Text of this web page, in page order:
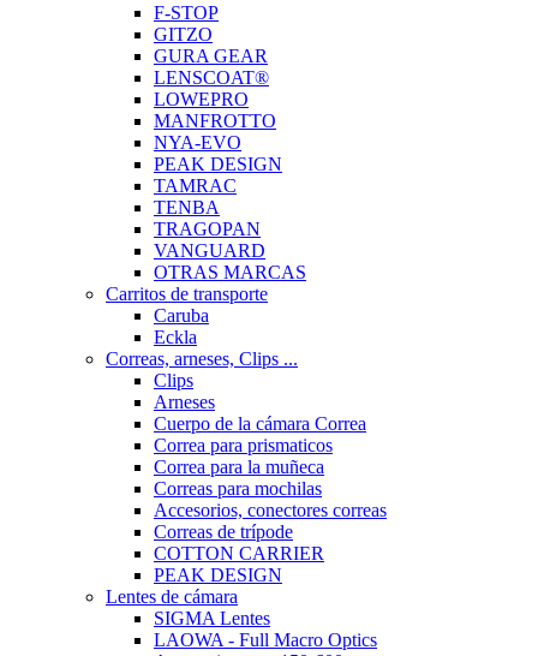
F-STOP
GITZO
GURA GEAR
LENSCOAT®
LOWEPRO
MANFROTTO
NYA-EVO
PEAK DESIGN
TAMRAC
TENBA
TRAGOPAN
VANGUARD
OTRAS MARCAS
Carritos de transporte
Caruba
Eckla
Correas, arneses, Clips ...
Clips
Arneses
Cuerpo de la cámara Correa
Correa para prismaticos
Correa para la muñeca
Correas para mochilas
Accesorios, conectores correas
Correas de trípode
COTTON CARRIER
PEAK DESIGN
Lentes de cámara
SIGMA Lentes
LAOWA - Full Macro Optics